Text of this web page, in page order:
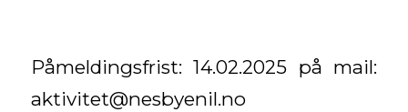
Påmeldingsfrist: 14.02.2025 på mail:
aktivitet@nesbyenil.no